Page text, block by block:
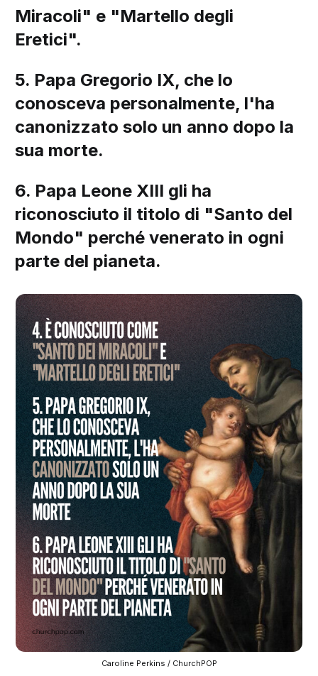
Miracoli" e "Mart ello degli
Eretici".
5. Papa Gregorio IX, che lo
conosceva personalmente, l'ha
canonizzato solo un anno dopo la
sua morte.
6. Papa Leone XIII gli ha
riconosciuto il titolo di "Santo del
Mondo" perché venerato in ogni
parte del pianeta.
Caroline Perkins / ChurchPOP